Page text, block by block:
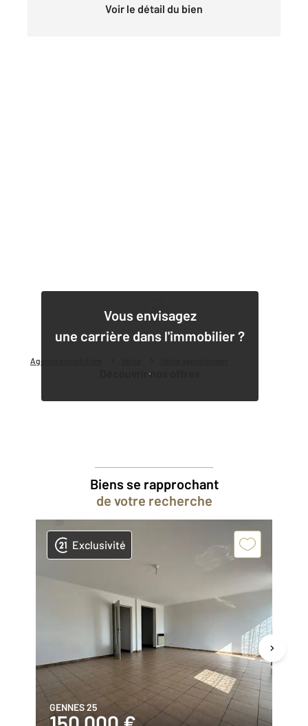
Agence immobilière
Voir le détail du bien
Vous envisagez
une carrière dans l'immobilier ?
Découvrir nos offres
1
Biens se rapprochant
de votre recherche
Exclusivité
GENNES 25